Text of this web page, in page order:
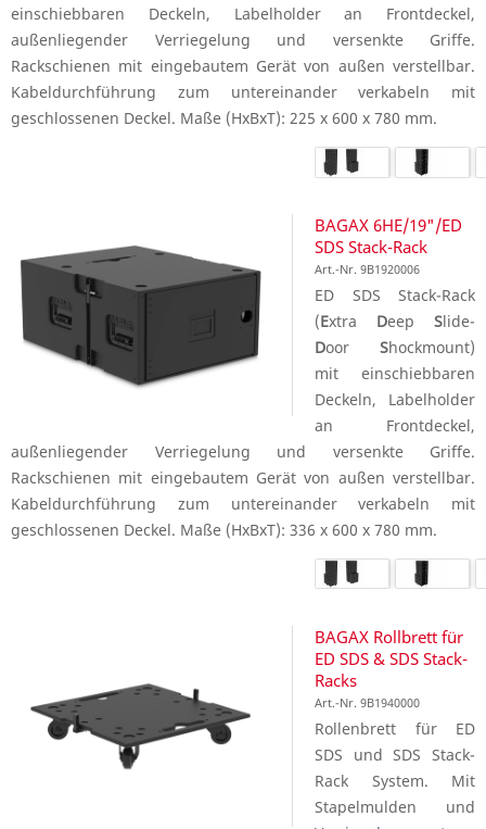
einschiebbaren Deckeln, Labelholder an Frontdeckel,
außenliegender Verriegelung und versenkte Griffe.
Rackschienen mit eingebautem Gerät von außen verstellbar.
Kabeldurchführung zum untereinander verkabeln mit
geschlossenen Deckel. Maße (HxBxT): 225 x 600 x 780 mm.
BAGAX 6HE/19"/ED
SDS Stack-Rack
Art.-Nr. 9B1920006
ED SDS Stack-Rack
(Extra Deep Slide-
Door Shockmount)
mit einschiebbaren
Deckeln, Labelholder
an Frontdeckel,
außenliegender Verriegelung und versenkte Griffe.
Rackschienen mit eingebautem Gerät von außen verstellbar.
Kabeldurchführung zum untereinander verkabeln mit
geschlossenen Deckel. Maße (HxBxT): 336 x 600 x 780 mm.
BAGAX Rollbrett für
ED SDS & SDS Stack-
Racks
Art.-Nr. 9B1940000
Rollenbrett für ED
SDS und SDS Stack-
Rack System. Mit
Stapelmulden und